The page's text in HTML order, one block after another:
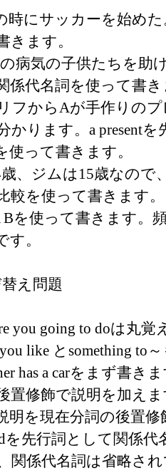
時にサッカーを始め
きます。
病気の子供たちを助
係代名詞を使って書
フからAが手作りの
かります。a present
使って書きます。
歳、ジムは15歳なので
較を使って書きます。
Bを使って書きます。
す。
え問題
you going to doは丸覚
like とsomething to
has a carをまず書き
置修飾で説明を加え
明を現在分詞の後置
を先行詞として関係代
関係代名詞は省略さ